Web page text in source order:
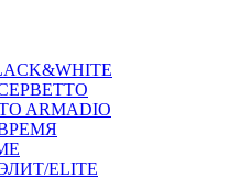
СЕРВЕТТО
ARMADIO
ВРЕМЯ
ELITE